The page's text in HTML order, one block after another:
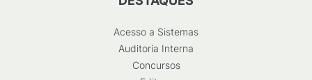
Acesso a Sistemas
Auditoria Interna
Concursos